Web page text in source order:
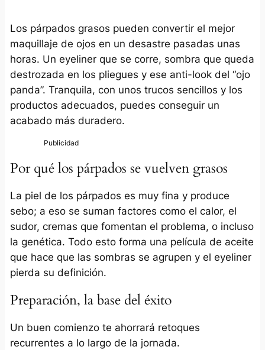
Los párpados grasos pueden convertir el mejor
maquillaje de ojos en un desastre pasadas unas
horas. Un eyeliner que se corre, sombra que queda
destrozada en los pliegues y ese anti-look del “ojo
panda”. Tranquila, con unos trucos sencillos y los
productos adecuados, puedes conseguir un
acabado más duradero.
Por qué los párpados se vuelven grasos
La piel de los párpados es muy fina y produce
sebo; a eso se suman factores como el calor, el
sudor, cremas que fomentan el problema, o incluso
la genética. Todo esto forma una película de aceite
que hace que las sombras se agrupen y el eyeliner
pierda su definición.
Preparación, la base del éxito
Un buen comienzo te ahorrará retoques
recurrentes a lo largo de la jornada.